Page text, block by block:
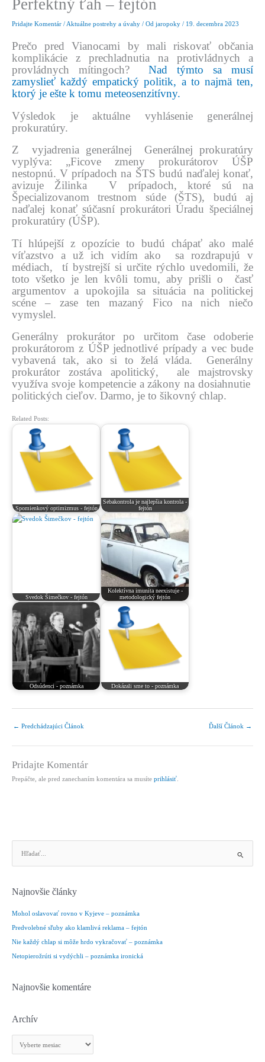
Perfektný ťah – fejtón
Pridajte Komentár / Aktuálne postrehy a úvahy / Od jaropoky / 19. decembra 2023
Prečo pred Vianocami by mali riskovať občania
komplikácie z prechladnutia na protivládnych a
provládnych mítingoch? Nad týmto sa musí
zamyslieť každý empatický politik, a to najmä ten,
ktorý je ešte k tomu meteosenzitívny.
Výsledok je aktuálne vyhlásenie generálnej
prokuratúry.
Z vyjadrenia generálnej Generálnej prokuratúry
vyplýva: „Ficove zmeny prokurátorov ÚŠP
nestopnú. V prípadoch na ŠTS budú naďalej konať,
avizuje Žilinka
V prípadoch, ktoré sú na
Špecializovanom trestnom súde (ŠTS), budú aj
naďalej konať súčasní prokurátori Úradu špeciálnej
prokuratúry (ÚŠP).
Tí hlúpejší z opozície to budú chápať ako malé
víťazstvo a už ich vidím ako sa rozdrapujú v
médiach, tí bystrejší si určite rýchlo uvedomili, že
toto všetko je len kvôli tomu, aby prišli o časť
argumentov a upokojila sa situácia na politickej
scéne – zase ten mazaný Fico na nich niečo
vymyslel.
Generálny prokurátor po určitom čase odoberie
prokurátorom z ÚŠP jednotlivé prípady a vec bude
vybavená tak, ako si to želá vláda. Generálny
prokurátor zostáva apolitický, ale majstrovsky
využíva svoje kompetencie a zákony na dosiahnutie
politických cieľov. Darmo, je to šikovný chlap.
Related Posts:
Spomienkový optimizmus - fejtón
Sebakontrola je najlepšia kontrola -
fejtón
Svedok Šimečkov - fejtón
Kolektívna imunita neexistuje -
metodologický fejtón
Odsúdenci - poznámka Dokázali sme to - poznámka
← Predchádzajúci Článok Ďalší Článok →
Pridajte Komentár
Prepáčte, ale pred zanechaním komentára sa musíte prihlásiť
a
:
Najnovšie články
Mohol oslavovať rovno v Kyjeve – poznámka
Predvolebné sľuby ako klamlivá reklama – fejtón
Nie každý chlap si môže hrdo vykračovať – poznámka
Netopierožrúti si vydýchli – poznámka ironická
Najnovšie komentáre
Archív
r